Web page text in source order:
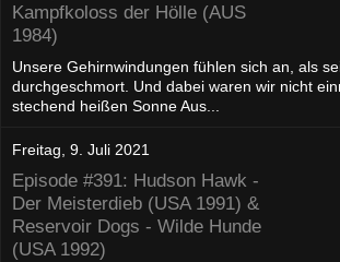
Kampfkoloss der Hölle (AUS
1984)
Unsere Gehirnwindungen fühlen sich an, als
durchgeschmort. Und dabei waren wir nicht
stechend heißen Sonne Aus...
Freitag, 9. Juli 2021
Episode #391: Hudson Hawk -
Der Meisterdieb (USA 1991) &
Reservoir Dogs - Wilde Hunde
(USA 1992)